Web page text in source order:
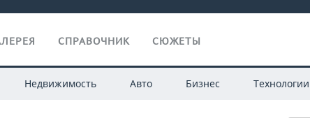
СПРАВОЧНИК СЮЖЕТЫ
Недвижимость Авто Бизнес Технологии